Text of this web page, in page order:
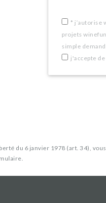
a
human,
ignore
* j’autorise
projets
simple
j'accepte
du 6 janvier 1978 (art. 34),